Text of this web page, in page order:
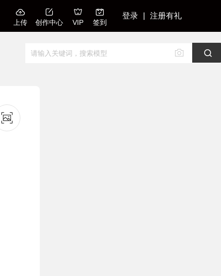
上传 创作中心 VIP 签到
登录 注册有礼